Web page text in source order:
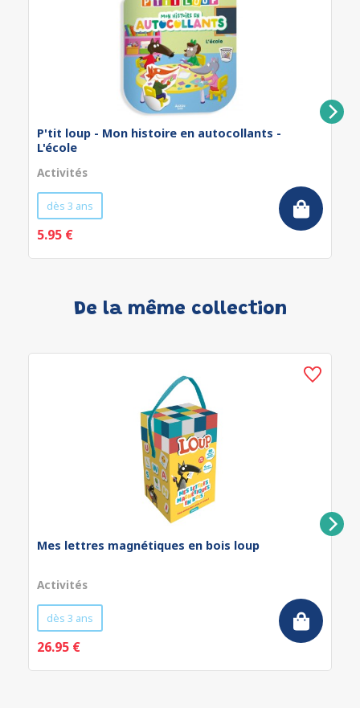
P'tit loup - Mon histoire en autocollants -
L'école
Activités
dès 3 ans
5.95 €
De la même collection
Mes lettres magnétiques en bois loup
Activités
dès 3 ans
26.95 €